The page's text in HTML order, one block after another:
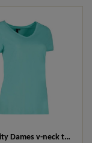
ID Identity Dames v-neck t-shirt 0543